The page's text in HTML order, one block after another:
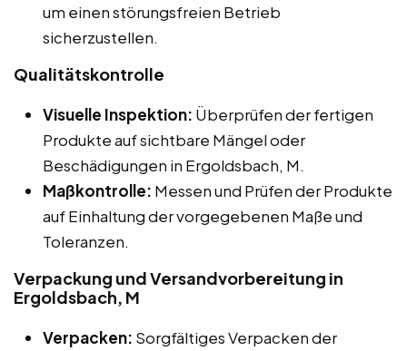
um einen störungsfreien Betrieb
sicherzustellen.
Qualitätskontrolle
Visuelle Inspektion: Überprüfen der fertigen
Produkte auf sichtbare Mängel oder
Beschädigungen in Ergoldsbach, M.
Maßkontrolle: Messen und Prüfen der Produkte
auf Einhaltung der vorgegebenen Maße und
Toleranzen.
Verpackung und Versandvorbereitung in
Ergoldsbach, M
Verpacken: Sorgfältiges Verpacken der